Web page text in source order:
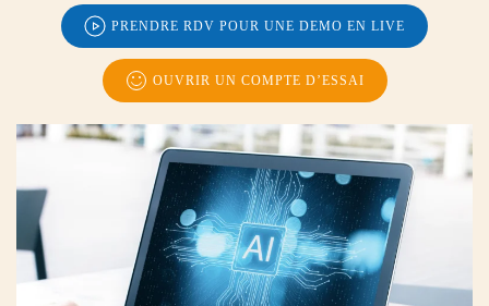
PRENDRE RDV POUR UNE DEMO EN LIVE
OUVRIR UN COMPTE D’ESSAI